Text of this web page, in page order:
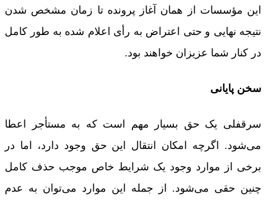
این مؤسسات از همان آغاز پرونده تا زمان مشخص شدن
نتیجه نهایی و حتی اعتراض به رأی اعلام شده به طور کامل
در کنار شما عزیزان خواهند بود.
سخن پایانی
سرقفلی یک حق بسیار مهم است که به مستأجر اعطا
می‌شود. اگرچه امکان انتقال این حق وجود دارد، اما در
برخی از موارد وجود یک شرایط خاص موجب حذف کامل
چنین حقی می‌شود. از جمله این موارد می‌توان به عدم